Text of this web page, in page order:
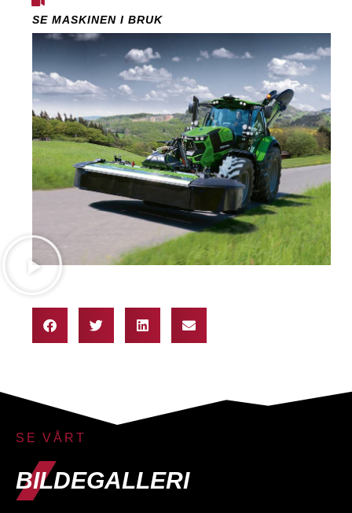
SE MASKINEN I BRUK
SE VÅRT
BILDEGALLERI